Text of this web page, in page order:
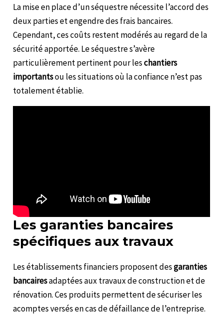
La mise en place d’un séquestre nécessite l’accord des
deux parties et engendre des frais bancaires.
Cependant, ces coûts restent modérés au regard de la
sécurité apportée. Le séquestre s’avère
particulièrement pertinent pour leschantiers
importantsou les situations où la confiance n’est pas
totalement établie.
Les garanties bancaires
spécifiques aux travaux
Les établissements financiers proposent desgaranties
bancairesadaptées aux travaux de construction et de
rénovation. Ces produits permettent de sécuriser les
acomptes versés en cas de défaillance de l’entreprise.